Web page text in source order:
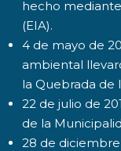
hecho
(EIA).
4 de mayo de
ambiental
la Quebrada de
22 de julio de
de la
28 de diciembre